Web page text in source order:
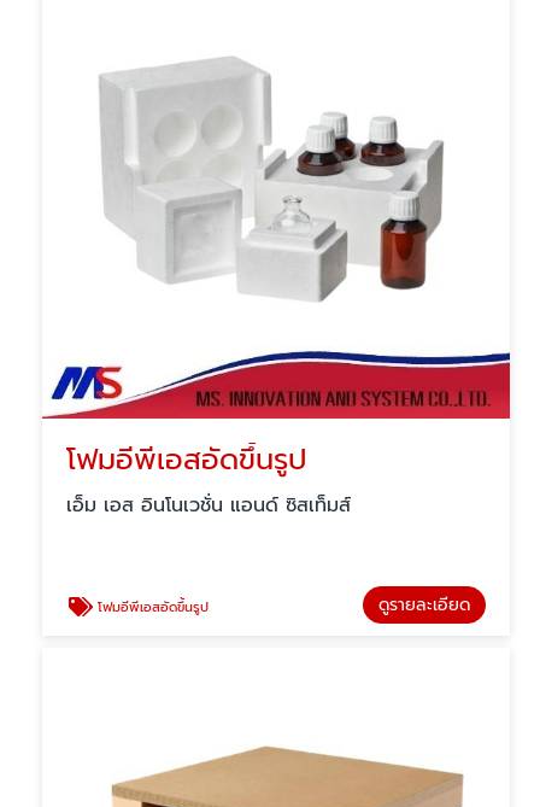
โฟมอีพีเอสอัดขึ้นรูป
เอ็ม เอส อินโนเวชั่น แอนด์ ซิสเท็มส์
โฟมอีพีเอสอัดขึ้นรูป ดูรายละเอียด